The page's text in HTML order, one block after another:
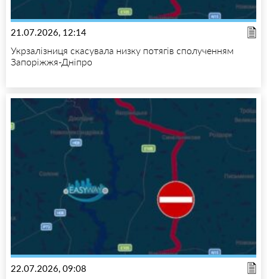
21.07.2026, 12:14
Укрзалізниця скасувала низку потягів сполученням
Запоріжжя-Дніпро
22.07.2026, 09:08